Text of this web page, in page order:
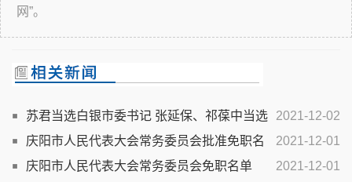
网”。
2021-12-02
苏君当选白银市委书记 张延保、祁葆中当选
副书记
2021-12-01
庆阳市人民代表大会常务委员会批准免职名
单
2021-12-01
庆阳市人民代表大会常务委员会免职名单